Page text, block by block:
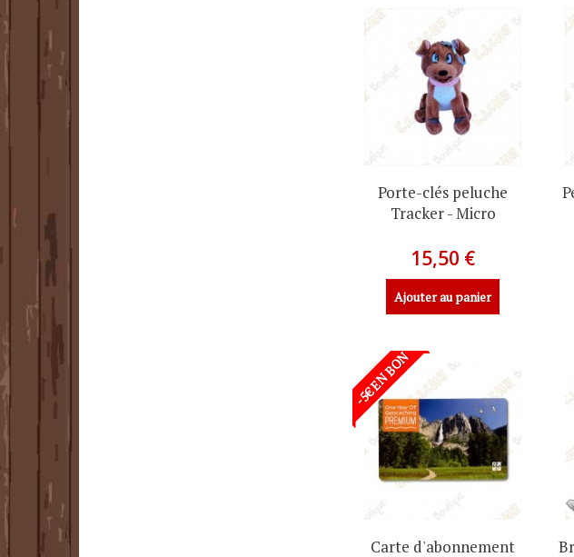
Porte-clés peluche
Tracker - Micro
15,50 €
Ajouter au panier
-5€ EN BON
Carte d'abonnement